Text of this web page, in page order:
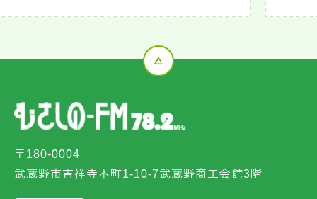
〒180-0004
武蔵野市吉祥寺本町1-10-7武蔵野商工会館3階